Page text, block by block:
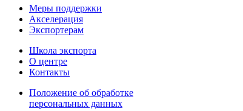
Меры поддержки
Акселерация
Экспортерам
Школа экспорта
О центре
Контакты
Положение об обработке
персональных данных